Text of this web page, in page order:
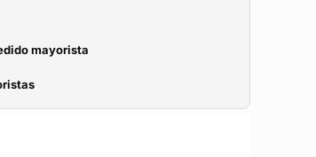
mayorista